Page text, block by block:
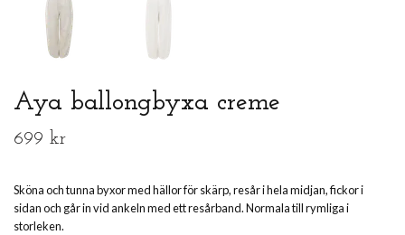
Aya ballongbyxa creme
699 kr
Sköna och tunna byxor med hällor för skärp, resår i hela midjan, fickor i
sidan och går in vid ankeln med ett resårband. Normala till rymliga i
storleken.